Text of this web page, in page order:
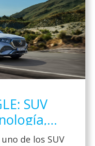
SUV
en 2026
uno de los SUV